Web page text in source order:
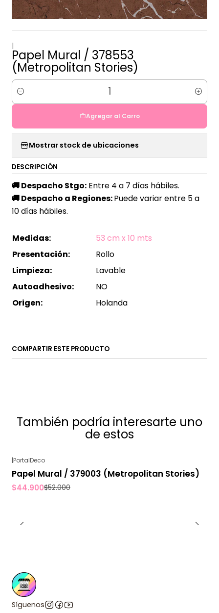
|
Papel Mural / 378553
(Metropolitan Stories)
Cantidad
Agregar al Carro
Mostrar stock de ubicaciones
DESCRIPCIÓN
🚚Despacho Stgo: Entre 4 a 7 días hábiles.
🚚Despacho a Regiones:Puede variar entre 5 a
10 días hábiles.
Medidas:
53 cm x 10 mts
Presentación:
Rollo
Limpieza:
Lavable
Autoadhesivo:
NO
Origen:
Holanda
COMPARTIR ESTE PRODUCTO
También podría interesarte uno
de estos
|PortalDeco
Papel Mural / 379003 (Metropolitan Stories)
$44.900$52.000
Síguenos